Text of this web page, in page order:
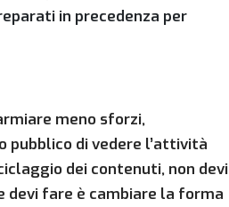
in precedenza per
meno sforzi,
di vedere l’attività
dei contenuti, non devi
devi fare è cambiare la forma